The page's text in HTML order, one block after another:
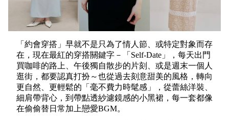
「約會穿搭」早就不是只為了情人節、或特定對象而存
在，現在最紅的穿搭關鍵字－「Self-Date」，每天出門
買咖啡的路上、午後獨自散步的片刻、或是週末一個人
逛街，都要認真打扮～也從過去刻意甜美的風格，轉向
更自然、更輕鬆的「毫不費力時髦感」，從蕾絲洋裝、
細肩帶背心，到帶點透紗濾鏡感的小黑裙，每一套都像
在偷偷替日常加上戀愛BGM。